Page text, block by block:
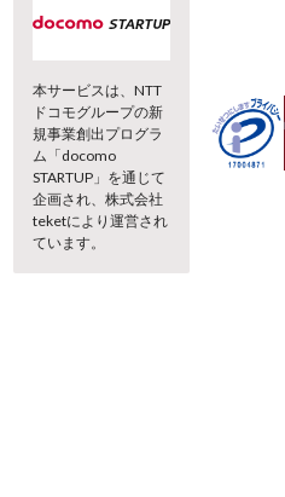
本サービスは、NTT
ドコモグループの新
規事業創出プログラ
ム「docomo
STARTUP」を通じて
企画され、株式会社
teketにより運営され
ています。